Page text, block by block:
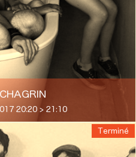
20:20 > 21:10
Terminé